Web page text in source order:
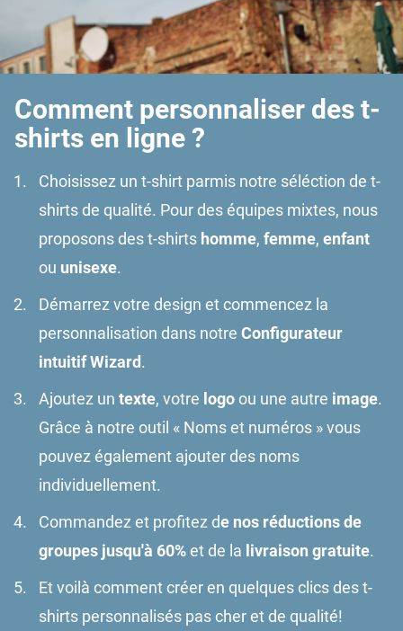
Comment personnaliser des t-
shirts en ligne ?
Choisissez un t-shirt parmis notre séléction de t-
shirts de qualité. Pour des équipes mixtes, nous
proposons des t-shirts homme, femme, enfant
ou unisexe.
Démarrez votre design et commencez la
personnalisation dans notre Configurateur
intuitif Wizard.
Ajoutez un texte, votre logoou une autre image.
Grâce à notre outil « Noms et numéros » vous
pouvez également ajouter des noms
individuellement.
Commandez et profitez de nos réductions de
groupes jusqu'à 60%et de la livraison gratuite.
Et voilà comment créer en quelques clics des t-
shirts personnalisés pas cher et de qualité!